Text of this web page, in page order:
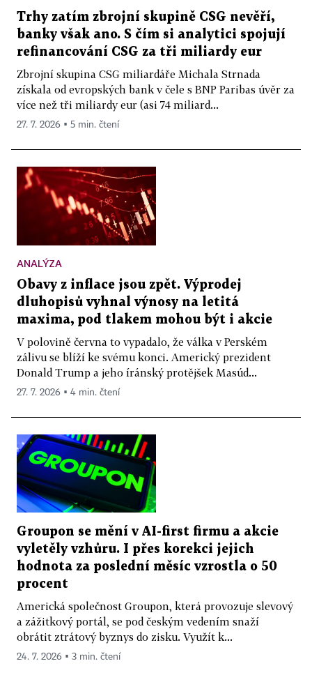
Trhy zatím zbrojní skupině CSG nevěří,
banky však ano. S čím si analytici spojují
refinancování CSG za tři miliardy eur
Zbrojní skupina CSG miliardáře Michala Strnada
získala od evropských bank v čele s BNP Paribas úvěr za
více než tři miliardy eur (asi 74 miliard...
27. 7. 2026 ▪ 5 min. čtení
ANALÝZA
Obavy z inflace jsou zpět. Výprodej
dluhopisů vyhnal výnosy na letitá
maxima, pod tlakem mohou být i akcie
V polovině června to vypadalo, že válka v Perském
zálivu se blíží ke svému konci. Americký prezident
Donald Trump a jeho íránský protějšek Masúd...
27. 7. 2026 ▪ 4 min. čtení
Groupon se mění v AI-first firmu a akcie
vyletěly vzhůru. I přes korekci jejich
hodnota za poslední měsíc vzrostla o 50
procent
Americká společnost Groupon, která provozuje slevový
a zážitkový portál, se pod českým vedením snaží
obrátit ztrátový byznys do zisku. Využít k...
24. 7. 2026 ▪ 3 min. čtení